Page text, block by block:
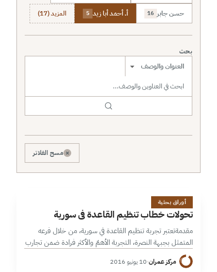
حسن جابر 16 أ. أحمد أبا زيد 5 المزيد (17)
بحث
نطاق البحث
× مسح الفلاتر
ت
28 دقائق
أوراق بحثية
تحولات خطاب تنظيم القاعدة في سورية
مقدمةتعتبر تجربة تنظيم القاعدة في سورية، من خلال فرعه
المتمثل بجبهة النصرة، التجربة الأهمّ والأكثر فرادة ضمن تجارب
القاعدة في البلدان الأخرى، لتوفرها على عدد وعتاد ومساحة
نفوذ وعلاقات بالمجتمع…
مركز عمران·10 يونيو 2016